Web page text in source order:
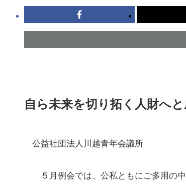
自ら未来を切り拓く人財へ
公益社団法人川越青年会議所
５月例会では、公私ともにご多用の